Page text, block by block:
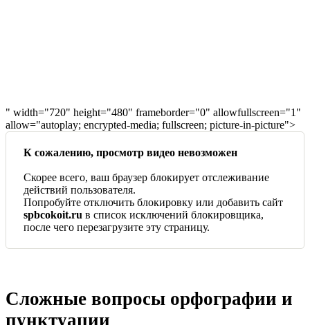
" width="720" height="480" frameborder="0" allowfullscreen="1"
allow="autoplay; encrypted-media; fullscreen; picture-in-picture">
К сожалению, просмотр видео невозможен
Скорее всего, ваш браузер блокирует отслеживание
действий пользователя.
Попробуйте отключить блокировку или добавить сайт
spbcokoit.ru в список исключений блокировщика,
после чего перезагрузите эту страницу.
Сложные вопросы орфографии и
пунктуации